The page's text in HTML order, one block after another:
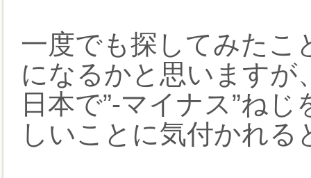
一度でも探してみたこ
になるかと思いますが
日本で”-マイナス”ね
しいことに気付かれる